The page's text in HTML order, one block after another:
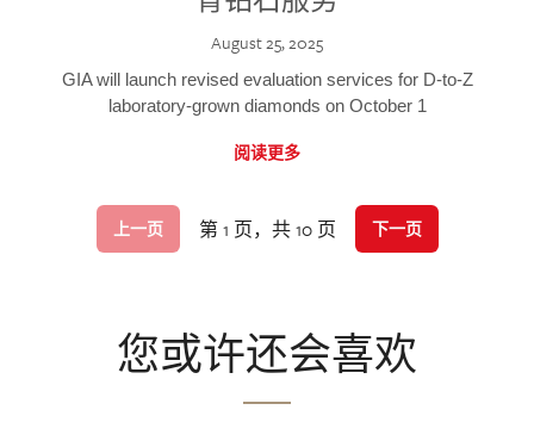
August 25, 2025
GIA will launch revised evaluation services for D-to-Z
laboratory-grown diamonds on October 1
阅读更多
上一页 第 1 页，共 10 页 下一页
您或许还会喜欢